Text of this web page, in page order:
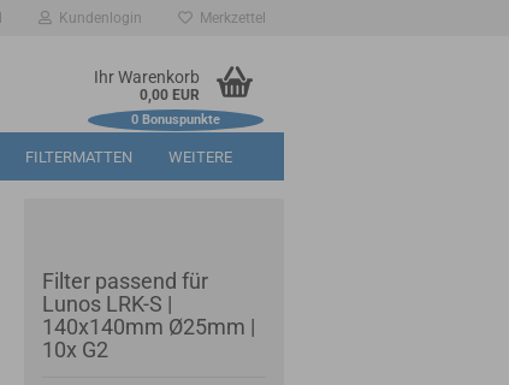
Kundenlogin Merkzettel
Ihr Warenkorb
0,00 EUR
0Bonuspunkte
FILTERMATTEN WEITERE
Filter passend für
Lunos LRK-S |
140x140mm Ø25mm |
10x G2